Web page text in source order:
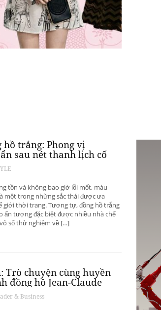
hồ trắng: Phong vị
sau nét thanh lịch cố
tồn và không bao giờ lỗi mốt, màu
một trong những sắc thái được ưa
giới thời trang. Tương tự, đồng hồ trắng
ấn tượng đặc biệt được nhiều nhà chế
số thử nghiệm về […]
Trò chuyện cùng huyền
đồng hồ Jean-Claude
& Business